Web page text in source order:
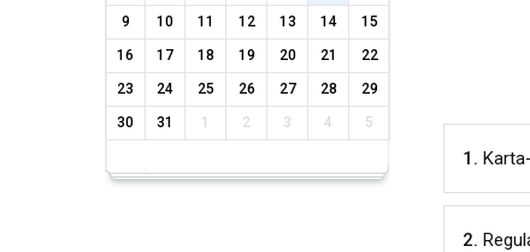
1.
2.
9
10 11 12 13 14
15
16
17 18 19 20 21
22
23
24 25 26 27 28
29
30
31 1 2 3 4 5